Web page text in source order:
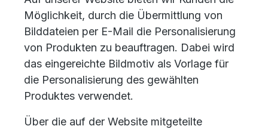
Möglichkeit, durch die Übermittlung von
Bilddateien per E-Mail die Personalisierung
von Produkten zu beauftragen. Dabei wird
das eingereichte Bildmotiv als Vorlage für
die Personalisierung des gewählten
Produktes verwendet.
Über die auf der Website mitgeteilte